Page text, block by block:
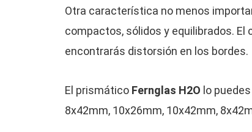
Otra característica no menos
compactos, sólidos y equilibrados.
encontrarás distorsión en los bordes.
El prismático Fernglas H2O lo
8x42mm, 10x26mm, 10x42mm,